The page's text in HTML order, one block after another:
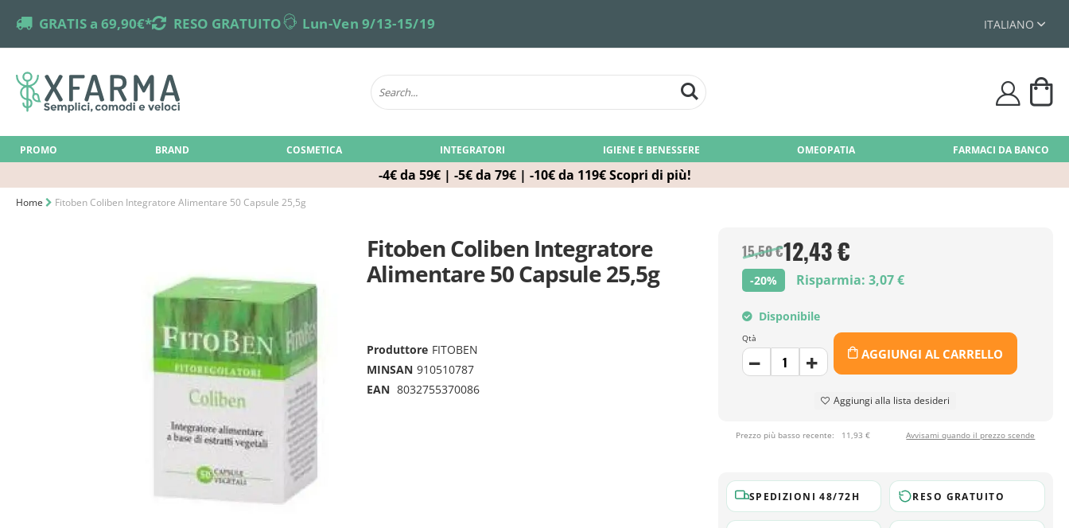
-4€ da 59€ | -5€ da 79€ | -10€ da 119€ Scopri di più!
truck GRATIS a 69,90€*returns RESO GRATUITOonline-support Lun-Ven 9/13-15/19 ITALIANO
user
PROMO BRAND COSMETICA INTEGRATORI IGIENE E BENESSERE OMEOPATIA FARMACI DA BANCO
Home Fitoben Coliben Integratore Alimentare 50 Capsule 25,5g
Fitoben Coliben Integratore
Alimentare 50 Capsule 25,5g
15,50 €12,43 €
-20% Risparmia: 3,07 €
Disponibile
Qtà
AGGIUNGI AL CARRELLO
Aggiungi alla lista desideri
Prezzo più basso recente: 11,93 € Avvisami quando il prezzo scende
SPEDIZIONI 48/72H RESO GRATUITO
Produttore FITOBEN
MINSAN 910510787
EAN 8032755370086